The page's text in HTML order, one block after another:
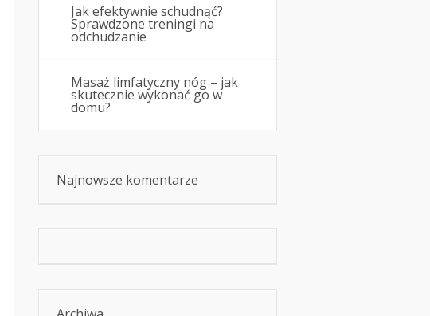
Jak efektywnie schudnąć?
Sprawdzone treningi na
odchudzanie
Masaż limfatyczny nóg – jak
skutecznie wykonać go w
domu?
Najnowsze komentarze